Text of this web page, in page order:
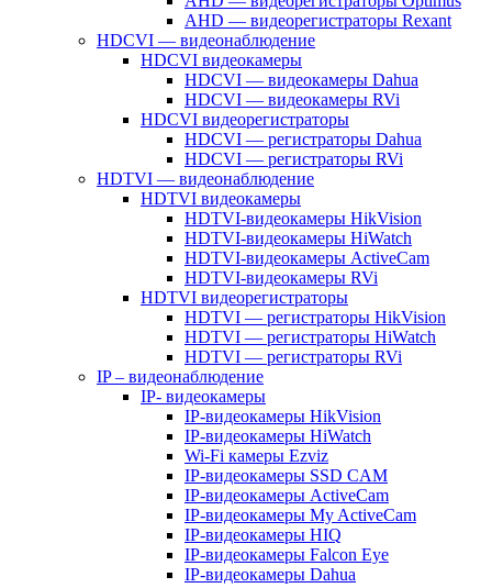
AHD — видеорегистраторы Rexant
HDCVI — видеонаблюдение
HDCVI видеокамеры
HDCVI — видеокамеры Dahua
HDCVI — видеокамеры RVi
HDCVI видеорегистраторы
HDCVI — регистраторы Dahua
HDCVI — регистраторы RVi
HDTVI — видеонаблюдение
HDTVI видеокамеры
HDTVI-видеокамеры HikVision
HDTVI-видеокамеры HiWatch
HDTVI-видеокамеры ActiveCam
HDTVI-видеокамеры RVi
HDTVI видеорегистраторы
HDTVI — регистраторы HikVision
HDTVI — регистраторы HiWatch
HDTVI — регистраторы RVi
IP – видеонаблюдение
IP- видеокамеры
IP-видеокамеры HikVision
IP-видеокамеры HiWatch
Wi-Fi камеры Ezviz
IP-видеокамеры SSD CAM
IP-видеокамеры ActiveCam
IP-видеокамеры My ActiveCam
IP-видеокамеры HIQ
IP-видеокамеры Falcon Eye
IP-видеокамеры Dahua